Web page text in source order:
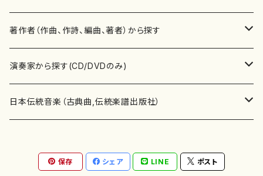
書籍
書籍
テキストブック
CD・DVD
チケット
邦楽ジャーナル
レコード
邦楽器
箏・琴（ソロ）
箏・琴（合奏）
三味線（合奏）
合唱
混声合唱
男声合唱
歌・声
ピアノ（ソロ）
洋楽器（弦楽器）
著作者（作曲、作詩、編曲、著者）から探す
あ行
青木省三(アオキ ショウゾウ)
秋山健治(アキヤマ ケンジ）
か行
蔭山滸山(カゲヤマ キョザン)
斉藤松声(サイトウ ショウセイ)
演奏家から探す(CD/DVDのみ)
邦楽（箏、三味線、尺八等）演奏家
石川高（笙）
應和惠子（声楽・ソプラノ）
洋楽-鍵盤楽器（ピアノ、オルガン等）演奏家
日本伝統音楽（古典曲,伝統楽譜出版社）
宮城道雄（宮城宗家監修）
地歌箏曲（三絃古典楽譜）
保存 シェア LINE ポスト